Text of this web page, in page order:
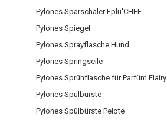
Pylones Sparschäler Eplu'CHEF
Pylones Spiegel
Pylones Sprayflasche Hund
Pylones Springseile
Pylones Sprühflasche für Parfüm Flairy
Pylones Spülbürste
Pylones Spülbürste Pelote